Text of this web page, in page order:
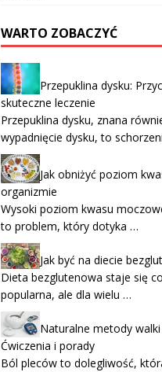
WARTO ZOBACZYĆ
Przepuklina dysku:
skuteczne leczenie
Przepuklina dysku, znana
wypadnięcie dysku, to
Jak obniżyć poziom
organizmie
Wysoki poziom kwasu
to problem, który dotyka …
Jak być na diecie
Dieta bezglutenowa staje się
popularna, ale dla wielu …
Naturalne metody
Ćwiczenia i porady
Ból pleców to dolegliwość,